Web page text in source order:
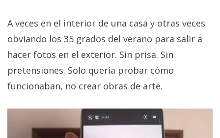
A veces en el interior de una casa y otras veces
obviando los 35 grados del verano para salir a
hacer fotos en el exterior. Sin prisa. Sin
pretensiones. Solo quería probar cómo
funcionaban, no crear obras de arte.